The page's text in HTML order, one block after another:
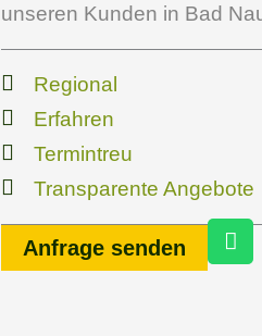
unseren Kunden in Bad
Regional
Erfahren
Termintreu
Transparente Angebote
Anfrage senden
W
h